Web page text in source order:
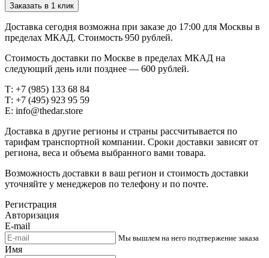
Заказать в 1 клик
Доставка сегодня возможна при заказе до 17:00 для Москвы в
пределах МКАД. Стоимость 950 рублей.
Стоимость доставки по Москве в пределах МКАД на
следующий день или позднее — 600 рублей.
Т: +7 (985) 133 68 84
Т: +7 (495) 923 95 59
E: info@thedar.store
Доставка в другие регионы и страны рассчитывается по
тарифам транспортной компании. Сроки доставки зависят от
региона, веса и объема выбранного вами товара.
Возможность доставки в ваш регион и стоимость доставки
уточняйте у менеджеров по телефону и по почте.
Регистрация
Авторизация
E-mail
Мы вышлем на него подтвержение заказа
Имя